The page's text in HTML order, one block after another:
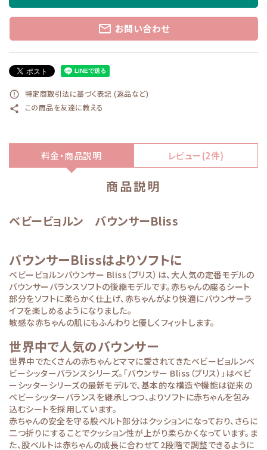
mail_outline お問い合わせ
error_outline 特定商取引法に基づく表記 (返品など)
share この商品を友達に教える
料金・商品説明 レビュー(2件)
商品説明
ベビービョルン バウンサーBliss
バウンサーBlissはよりソフトに
ベビービョルンバウンサー Bliss（ブリス）は、大人気の定番モデルの
バウンサーバランスソフトの後継モデルです。赤ちゃんの座るシート
部分をソフトに柔らかく仕上げ、赤ちゃんがより快適にバウンサーラ
イフを楽しめるようになりました。
敏感な赤ちゃんの肌にもふんわりと優しくフィットします。
世界中で人気のバウンサー
世界中でたくさんの赤ちゃんとママに愛されてきたベビービョルンベ
ビーシッターバランスシリーズ。「バウンサー Bliss（ブリス）」はベビ
ーシッターシリーズの最新モデルで、基本的な構造や機能は従来の
ベビーシッターバランスを継承しつつ、よりソフトに赤ちゃんを包み
込むシートを採用しています。
赤ちゃんの安全を守る股ベルト部分はクッションになっており、さらに
二つ折りにすることでクッション性が上がり柔らかくなっています。ま
た、股ベルトは赤ちゃんの成長に合わせて2段階で調整できるように